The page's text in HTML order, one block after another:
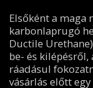
Elsőként a maga
karbonlaprugó
Ductile
be- és
ráadásul
vásárlás előtt